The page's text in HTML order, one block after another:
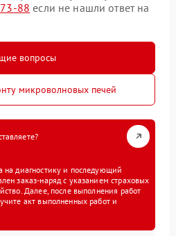
88 если не нашли ответ на
вопросы
микроволновых печей
на диагностику и последующий
заказ-наряд с указанием страховых
Далее, после выполнения работ
акт выполненных работ и